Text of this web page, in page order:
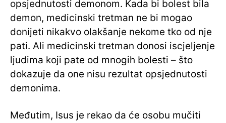
opsjednutosti demonom. Kada bi bolest bila
demon, medicinski tretman ne bi mogao
donijeti nikakvo olakšanje nekome tko od nje
pati. Ali medicinski tretman donosi iscjeljenje
ljudima koji pate od mnogih bolesti – što
dokazuje da one nisu rezultat opsjednutosti
demonima.
Međutim, Isus je rekao da će osobu mučiti